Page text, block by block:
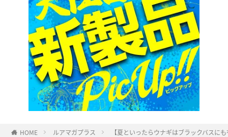
HOME ルアマガプラス 【夏といったらウナギはブラックバスに